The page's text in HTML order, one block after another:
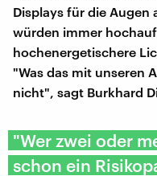
Displays für die Augen
würden immer
hochenergetischere
"Was das mit unseren
nicht", sagt Burkhard
"Wer zwei oder
schon ein